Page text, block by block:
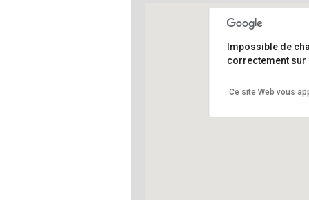
Impossible de
correctement sur
Ce site Web vous